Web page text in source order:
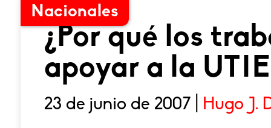
Nacionales
¿Por qué los
apoyar a la
23 de junio de 2007 | Hugo J.